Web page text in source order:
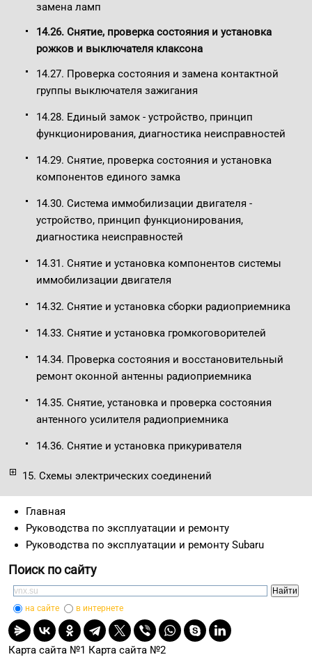
замена ламп
14.26. Снятие, проверка состояния и установка
рожков и выключателя клаксона
14.27. Проверка состояния и замена контактной
группы выключателя зажигания
14.28. Единый замок - устройство, принцип
функционирования, диагностика неисправностей
14.29. Снятие, проверка состояния и установка
компонентов единого замка
14.30. Система иммобилизации двигателя -
устройство, принцип функционирования,
диагностика неисправностей
14.31. Снятие и установка компонентов системы
иммобилизации двигателя
14.32. Снятие и установка сборки радиоприемника
14.33. Снятие и установка громкоговорителей
14.34. Проверка состояния и восстановительный
ремонт оконной антенны радиоприемника
14.35. Снятие, установка и проверка состояния
антенного усилителя радиоприемника
14.36. Снятие и установка прикуривателя
15. Схемы электрических соединений
Главная
Руководства по эксплуатации и ремонту
Руководства по эксплуатации и ремонту Subaru
Поиск по сайту
на сайте в интернете
Карта сайта №1 Карта сайта №2